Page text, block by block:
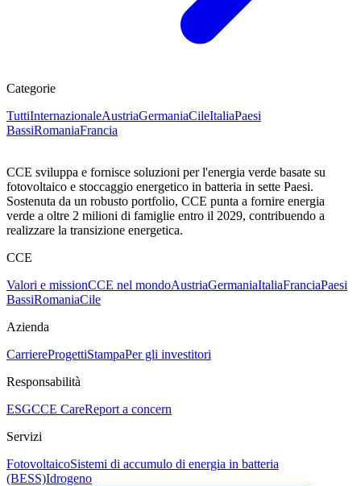
Categorie
TuttiInternazionaleAustriaGermaniaCileItaliaPaesi
BassiRomaniaFrancia
CCE sviluppa e fornisce soluzioni per l'energia verde basate su
fotovoltaico e stoccaggio energetico in batteria in sette Paesi.
Sostenuta da un robusto portfolio, CCE punta a fornire energia
verde a oltre 2 milioni di famiglie entro il 2029, contribuendo a
realizzare la transizione energetica.
CCE
Valori e missionCCE nel mondoAustriaGermaniaItaliaFranciaPaesi
BassiRomaniaCile
Azienda
CarriereProgettiStampaPer gli investitori
Responsabilità
ESGCCE CareReport a concern
Servizi
FotovoltaicoSistemi di accumulo di energia in batteria
(BESS)Idrogeno